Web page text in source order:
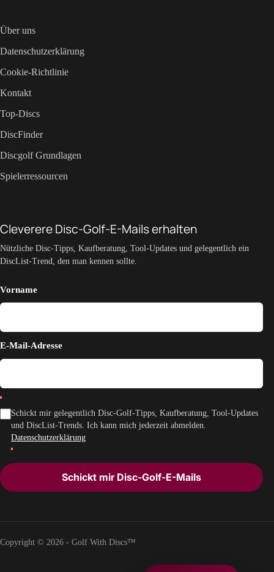
Über uns
Datenschutzerklärung
Cookie-Richtlinie
Kontakt
Top-Discs
DiscFinder
Discgolf Grundlagen
Spielerressourcen
Cleverere Disc-Golf-E-Mails erhalten
Nützliche Disc-Tipps, Kaufberatung, Tool-Updates und gelegentlich ein
DiscList-Trend, den man kennen sollte.
Vorname
E-Mail-Adresse
Schickt mir gelegentlich Disc-Golf-Tipps, Kaufberatung, Tool-Updates
und DiscList-Trends. Ich kann mich jederzeit abmelden.
Datenschutzerklärung
Schickt mir Disc-Golf-E-Mails
Copyright © 2026 - Golf With Discs™